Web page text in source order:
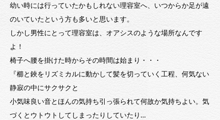
幼い時には行っていたかもしれない理容室へ、いつからか足が遠
のいていたという方も多いと思います。
しかし男性にとって理容室は、オアシスのような場所なんです
よ！
椅子へ腰を掛けた時からその時間は始まり・・・
『櫛と鋏をリズミカルに動かして髪を切っていく工程、何気ない
静寂の中にサクサクと
小気味良い音とほんの気持ち引っ張られて何故か気持ちよい。気
づくとウトウトしてしまったりしていたり…